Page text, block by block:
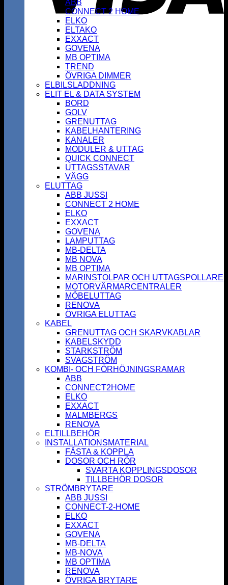
ABB
CONNECT 2 HOME
ELKO
ELTAKO
EXXACT
GOVENA
MB OPTIMA
TREND
ÖVRIGA DIMMER
ELBILSLADDNING
ELIT EL & DATA SYSTEM
BORD
GOLV
GRENUTTAG
KABELHANTERING
KANALER
MODULER & UTTAG
QUICK CONNECT
UTTAGSSTAVAR
VÄGG
ELUTTAG
ABB JUSSI
CONNECT 2 HOME
ELKO
EXXACT
GOVENA
LAMPUTTAG
MB-DELTA
MB NOVA
MB OPTIMA
MARINSTOLPAR OCH UTTAGSPOLLARE
MOTORVÄRMARCENTRALER
MÖBELUTTAG
RENOVA
ÖVRIGA ELUTTAG
KABEL
GRENUTTAG OCH SKARVKABLAR
KABELSKYDD
STARKSTRÖM
SVAGSTRÖM
KOMBI- OCH FÖRHÖJNINGSRAMAR
ABB
CONNECT2HOME
ELKO
EXXACT
MALMBERGS
RENOVA
ELTILLBEHÖR
INSTALLATIONSMATERIAL
FÄSTA & KOPPLA
DOSOR OCH RÖR
SVARTA KOPPLINGSDOSOR
TILLBEHÖR DOSOR
STRÖMBRYTARE
ABB JUSSI
CONNECT-2-HOME
ELKO
EXXACT
GOVENA
MB-DELTA
MB-NOVA
MB OPTIMA
RENOVA
ÖVRIGA BRYTARE